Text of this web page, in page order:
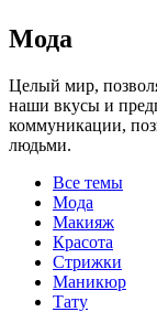
Мода
Целый мир,
наши вкусы и
коммуникации,
людьми.
Все темы
Мода
Макияж
Красота
Стрижки
Маникюр
Тату